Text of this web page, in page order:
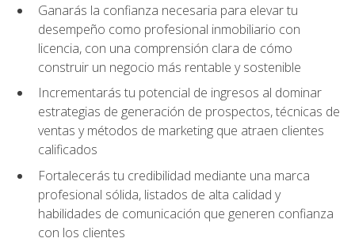
Ganarás la confianza necesaria para elevar tu
desempeño como profesional inmobiliario con
licencia, con una comprensión clara de cómo
construir un negocio más rentable y sostenible
Incrementarás tu potencial de ingresos al dominar
estrategias de generación de prospectos, técnicas de
ventas y métodos de marketing que atraen clientes
calificados
Fortalecerás tu credibilidad mediante una marca
profesional sólida, listados de alta calidad y
habilidades de comunicación que generen confianza
con los clientes